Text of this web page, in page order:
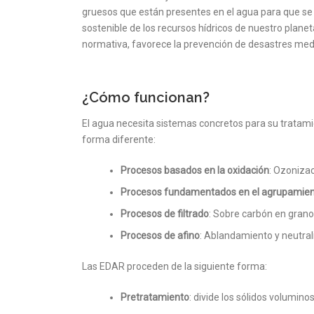
gruesos que están presentes en el agua para que
sostenible de los recursos hídricos de nuestro
normativa, favorece la prevención de desastres
¿Cómo funcionan?
El agua necesita sistemas concretos para su
forma diferente:
Procesos basados en la oxidación:
Procesos fundamentados en el
Procesos de filtrado: Sobre carbón en
Procesos de afino: Ablandamiento y
Las EDAR proceden de la siguiente forma:
Pretratamiento: divide los sólidos